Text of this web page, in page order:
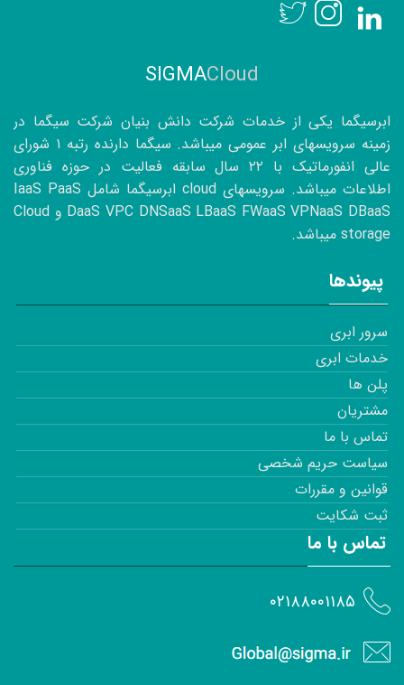
SIGMACloud
ابرسیگما یکی از خدمات شرکت دانش بنیان شرکت سیگما در
زمینه سرویسهای ابر عمومی میباشد. سیگما دارنده رتبه ۱ شورای
عالی انفورماتیک با ۲۲سال سابقه فعالیت در حوزه فناوری
اطلاعات میباشد. سرویسهای cloud ابرسیگما شامل IaaS PaaS
DaaS VPC DNSaaS LBaaS FWaaS VPNaaS DBaaS و Cloud
storage میباشد.
پیوندها
سرور ابری
خدمات ابری
پلن ها
مشتریان
تماس با ما
سیاست حریم شخصی
قوانین و مقررات
ثبت شکایت
تماس با ما
۰۲۱۸۸۰۰۱۱۸۵